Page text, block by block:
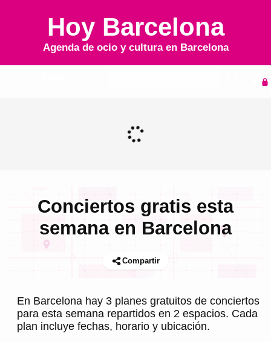
Hoy Barcelona
Agenda de ocio y cultura en Barcelona
Conciertos gratis esta
semana en Barcelona
Compartir
En Barcelona hay 3 planes gratuitos de conciertos
para esta semana repartidos en 2 espacios. Cada
plan incluye fechas, horario y ubicación.